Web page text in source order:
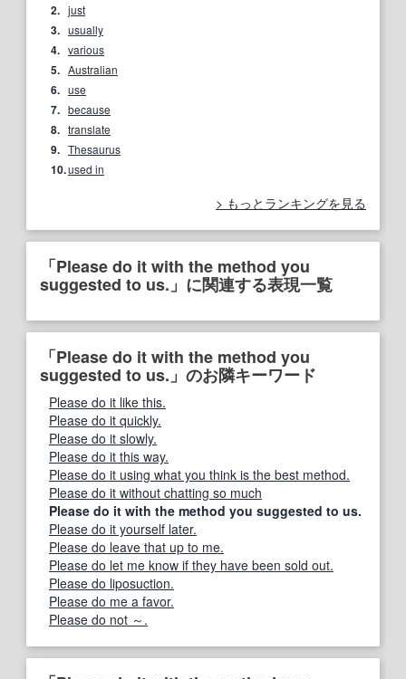
2. just
3. usually
4. various
5. Australian
6. use
7. because
8. translate
9. Thesaurus
10.used in
もっとランキングを見る
「Please do it with the method you
suggested to us.」に関連する表現一覧
「Please do it with the method you
suggested to us.」のお隣キーワード
Please do it like this.
Please do it quickly.
Please do it slowly.
Please do it this way.
Please do it using what you think is the best method.
Please do it without chatting so much
Please do it with the method you suggested to us.
Please do it yourself later.
Please do leave that up to me.
Please do let me know if they have been sold out.
Please do liposuction.
Please do me a favor.
Please do not ～.